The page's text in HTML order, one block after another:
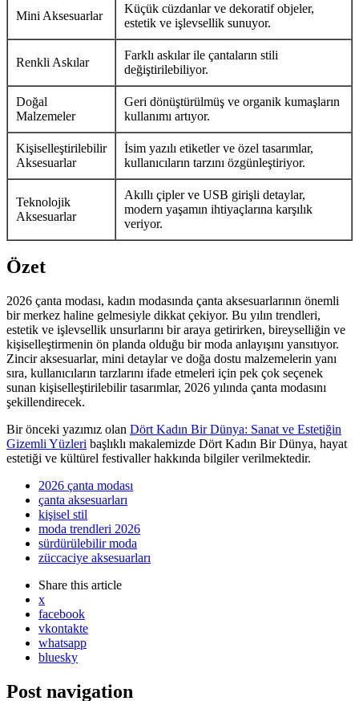
Mini Aksesuarlar
Küçük cüzdanlar ve dekoratif objeler,
estetik ve işlevsellik sunuyor.
Renkli Askılar
Farklı askılar ile çantaların stili
değiştirilebiliyor.
Doğal
Malzemeler
Geri dönüştürülmüş ve organik kumaşların
kullanımı artıyor.
Kişiselleştirilebilir
Aksesuarlar
İsim yazılı etiketler ve özel tasarımlar,
kullanıcıların tarzını özgünleştiriyor.
Teknolojik
Aksesuarlar
Akıllı çipler ve USB girişli detaylar,
modern yaşamın ihtiyaçlarına karşılık
veriyor.
Özet
2026 çanta modası, kadın modasında çanta aksesuarlarının önemli
bir merkez haline gelmesiyle dikkat çekiyor. Bu yılın trendleri,
estetik ve işlevsellik unsurlarını bir araya getirirken, bireyselliğin ve
kişiselleştirmenin ön planda olduğu bir moda anlayışını yansıtıyor.
Zincir aksesuarlar, mini detaylar ve doğa dostu malzemelerin yanı
sıra, kullanıcıların tarzlarını ifade etmeleri için pek çok seçenek
sunan kişiselleştirilebilir tasarımlar, 2026 yılında çanta modasını
şekillendirecek.
Bir önceki yazımız olan Dört Kadın Bir Dünya: Sanat ve Estetiğin
Gizemli Yüzleri başlıklı makalemizde Dört Kadın Bir Dünya, hayat
estetiği ve kültürel festivaller hakkında bilgiler verilmektedir.
2026 çanta modası
çanta aksesuarları
kişisel stil
moda trendleri 2026
sürdürülebilir moda
züccaciye aksesuarları
Share this article
x
facebook
vkontakte
whatsapp
bluesky
Post navigation